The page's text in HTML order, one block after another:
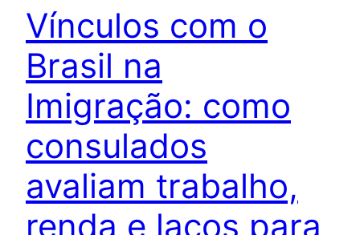
Vínculos com o
Brasil na
Imigração: como
consulados
avaliam trabalho,
renda e laços para